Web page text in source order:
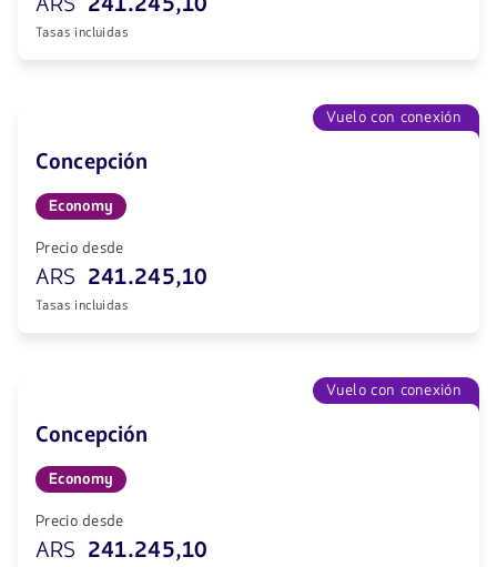
Tasas incluidas
Vuelo con conexión
Concepción
Economy
Precio desde
ARS 241.245,10
Tasas incluidas
Vuelo con conexión
Concepción
Economy
Precio desde
ARS 241.245,10